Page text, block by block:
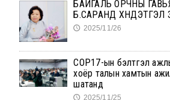
БАЙГАЛЬ ОРЧНЫ
Б.САРАНД ХҮНДЭТГЭЛ
🕔 2025/11/26
COP17-ын бэлтгэл
хоёр талын хамтын
шатанд
🕔 2025/11/25